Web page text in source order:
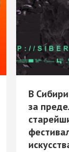
В
за